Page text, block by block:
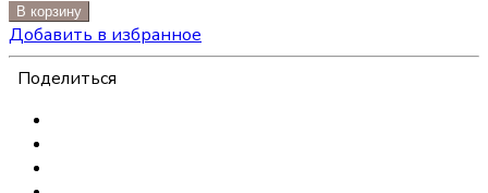
В корзину
Добавить в избранное
Поделиться